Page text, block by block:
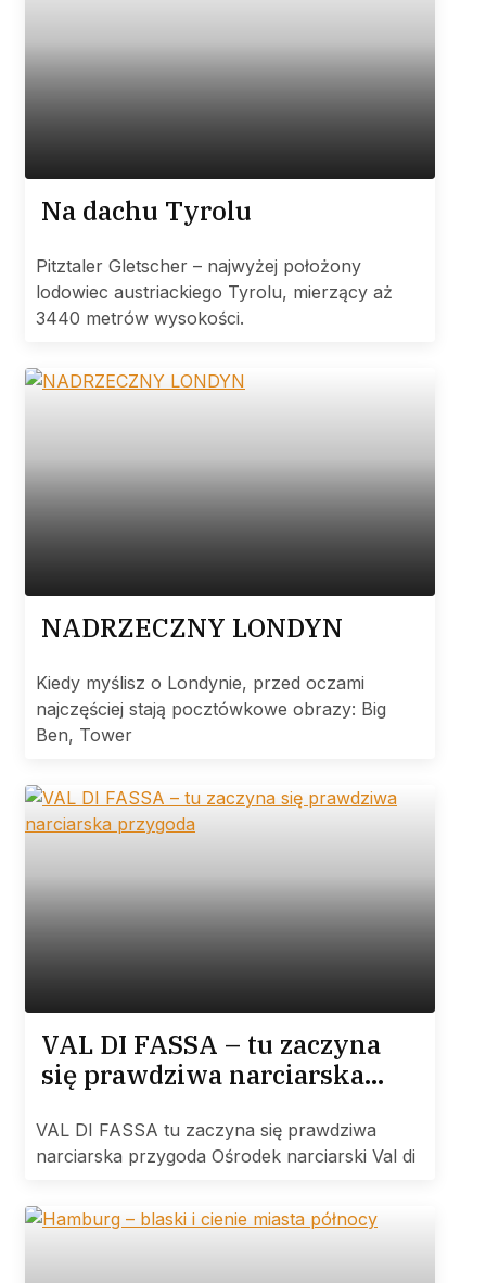
Na dachu Tyrolu
Pitztaler Gletscher – najwyżej położony
lodowiec austriackiego Tyrolu, mierzący aż
3440 metrów wysokości.
NADRZECZNY LONDYN
Kiedy myślisz o Londynie, przed oczami
najczęściej stają pocztówkowe obrazy: Big
Ben, Tower
VAL DI FASSA – tu zaczyna
się prawdziwa narciarska
VAL DI FASSA tu zaczyna się prawdziwa
narciarska przygoda Ośrodek narciarski Val di